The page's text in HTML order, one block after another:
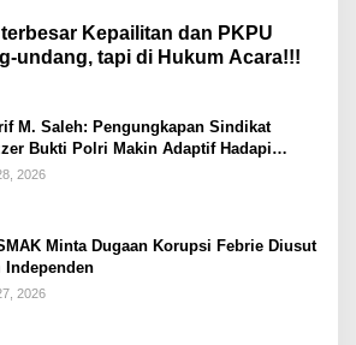
Kepailitan dan PKPU
undang, tapi di Hukum Acara!!!
M. Saleh: Pengungkapan Sindikat
Bukti Polri Makin Adaptif Hadapi
Digital
2026
Minta Dugaan Korupsi Febrie Diusut
Independen
2026